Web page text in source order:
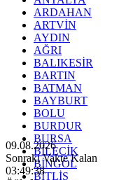
ARDAHAN
ARTVİN
AYDIN
AĞRI
BALIKESİR
BARTIN
BATMAN
BAYBURT
BOLU
BURDUR
BURSA
BİLECİK
BİNGÖL
BİTLİS
09.08.2026
Sonraki Vakte Kalan
03:49:37